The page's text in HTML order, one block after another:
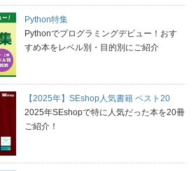
Python特集
Pythonでプログラミングデビュー！おす
すめ本をレベル別・目的別にご紹介
【2025年】SEshop人気書籍 ベスト20
2025年SEshopで特に人気だった本を20冊
ご紹介！